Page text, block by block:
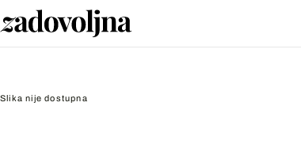
Slika nije dostupna